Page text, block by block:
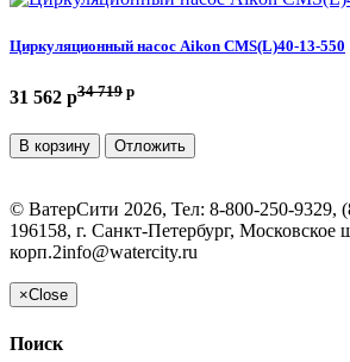
Циркуляционный насос Aikon CMS(L)40-13-550
31 562 p34 719 p
В корзину Отложить
© ВатерСити 2026, Тел: 8-800-250-9329,
196158, г. Санкт-Петербург, Московское
корп.2info@watercity.ru
×Close
Поиск